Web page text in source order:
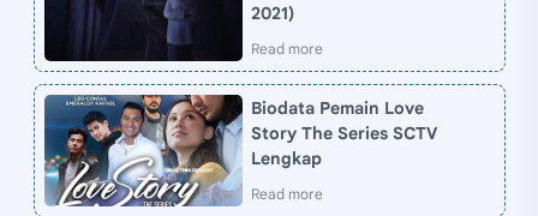
2021)
Biodata Pemain Love
Story The Series SCTV
Lengkap